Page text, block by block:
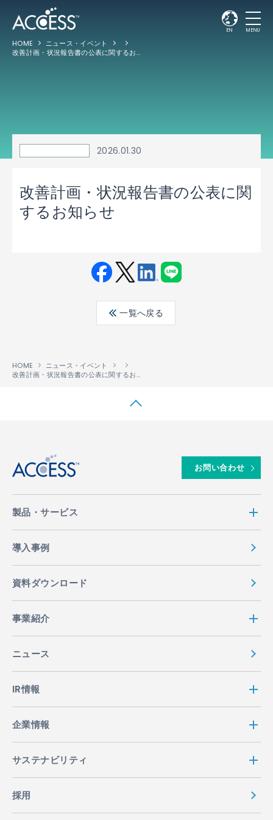
EN MENU
HOME
ニュース・イベント
改善計画・状況報告書の公表に関するお知らせ
2026.01.30
改善計画・状況報告書の公表に関
するお知らせ
ebo ter
edin
一覧へ戻る
HOME
ニュース・イベント
改善計画・状況報告書の公表に関するお知らせ
お問い合わせ
製品・サービス
導入事例
資料ダウンロード
事業紹介
ニュース
IR情報
企業情報
サステナビリティ
採用